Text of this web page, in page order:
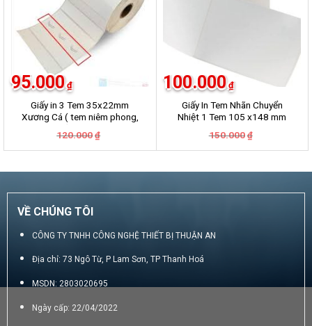
Giấy in 3 Tem 35x22mm
Xương Cá ( tem niêm phong,
120.000 ₫
là:
95.000 ₫
tại
95.000₫.
Giấy In Tem Nhãn Chuyển
Nhiệt 1 Tem 105 x148 mm
150.000 ₫
là:
100.000 ₫
tại
100.000₫.
VỀ CHÚNG TÔI
CÔNG TY TNHH CÔNG NGHỆ THIẾT BỊ THUẬN AN
Địa chỉ: 73 Ngô Từ, P Lam Sơn, TP Thanh Hoá
MSDN: 2803020695
Ngày cấp: 22/04/2022